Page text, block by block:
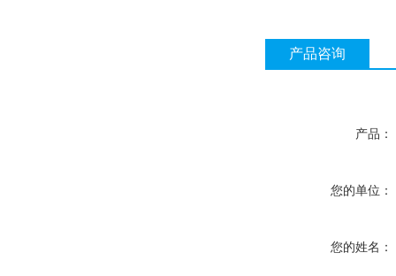
产品咨询
产品：
您的单位：
您的姓名：